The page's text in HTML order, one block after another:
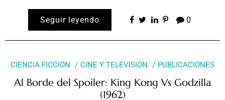
Seguir leyendo 0
CIENCIA FICCIÓN CINE Y TELEVISIÓN PUBLICACIONES
Al Borde del Spoiler: King Kong Vs Godzilla
(1962)